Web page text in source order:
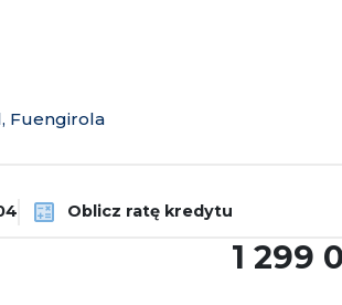
Fuengirola
Oblicz ratę kredytu
1 299